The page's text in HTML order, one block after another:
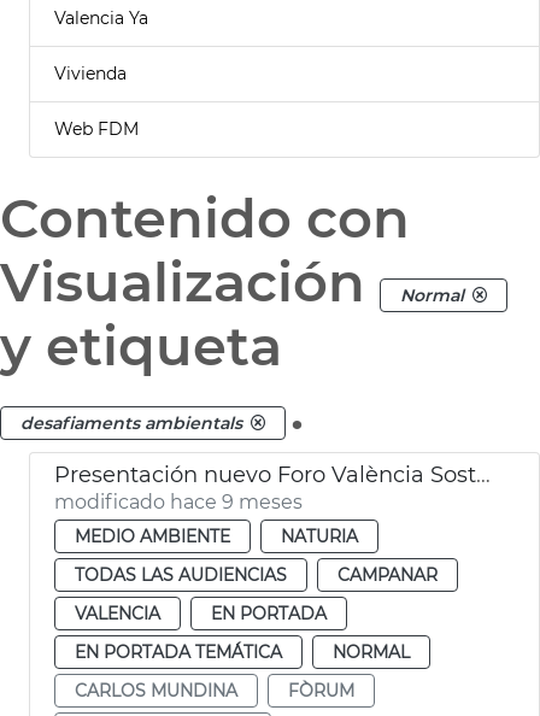
Valencia Ya
Vivienda
Web FDM
Contenido con
Visualización
Normal
y etiqueta
desafiaments ambientals .
Presentación nuevo Foro València Sostenible
modificado hace 9 meses
MEDIO AMBIENTE
NATURIA
TODAS LAS AUDIENCIAS
CAMPANAR
VALENCIA
EN PORTADA
EN PORTADA TEMÁTICA
NORMAL
CARLOS MUNDINA
FÒRUM